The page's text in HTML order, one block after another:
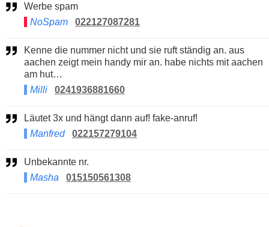
Werbe spam
NoSpam
022127087281
Kenne die nummer nicht und sie ruft ständig an. aus
aachen zeigt mein handy mir an. habe nichts mit aachen
am hut…
Milli
0241936881660
Läutet 3x und hängt dann auf! fake-anruf!
Manfred
022157279104
Unbekannte nr.
Masha
015150561308